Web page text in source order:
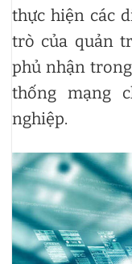
thực hiện các
trò của quản
phủ nhận
thống mạng
nghiệp.